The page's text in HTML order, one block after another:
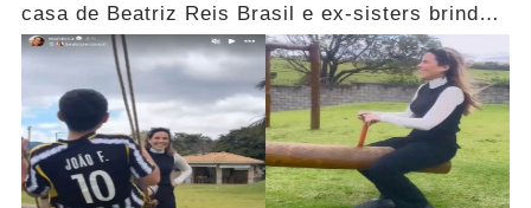
casa de Beatriz Reis Brasil e ex-sisters brindam
com champanhe